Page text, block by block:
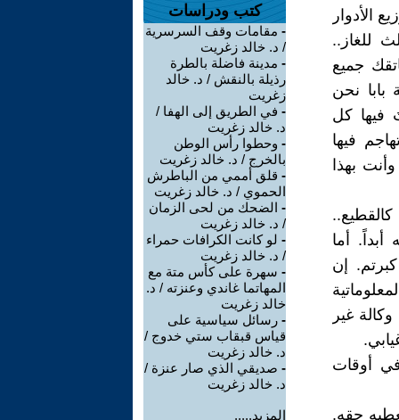
الأدوار
للغاز..
جميع
نحن
فيها كل
فيها
بهذا
أما
إن
غير
أوقات
حقه.
كتب ودراسات
- مقامات وقف السرسرية
/ د. خالد زغريت
- مدينة فاضلة بالطرة
رذيلة بالنقش / د. خالد
زغريت
- في الطريق إلى الهفا /
د. خالد زغريت
- وحطوا رأس الوطن
بالخرج / د. خالد زغريت
- قلق أممي من الباطرش
الحموي / د. خالد زغريت
- الضحك من لحى الزمان
/ د. خالد زغريت
- لو كانت الكرافات حمراء
/ د. خالد زغريت
- سهرة على كأس متة مع
المهاتما غاندي وعنزته / د.
خالد زغريت
- رسائل سياسية على
قياس قبقاب ستي خدوج /
د. خالد زغريت
- صديقي الذي صار عنزة /
د. خالد زغريت
المزيد.....